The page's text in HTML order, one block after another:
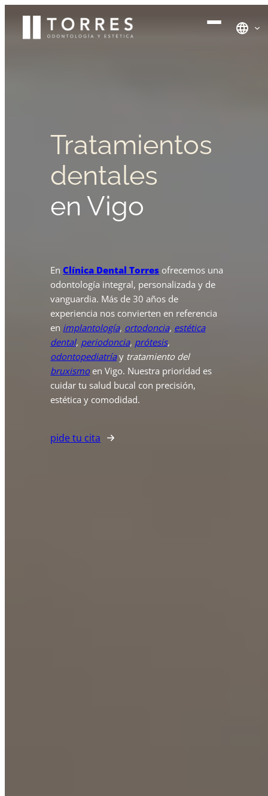
Tratamientos
dentales
en Vigo
EnClínica Dental Torres ofrecemos una
odontología integral, personalizada y de
vanguardia. Más de 30 años de
experiencia nos convierten en referencia
en implantología, ortodoncia, estética
dental, periodoncia, prótesis,
odontopediatríay tratamiento del
bruxismoen Vigo. Nuestra prioridad es
cuidar tu salud bucal con precisión,
estética y comodidad.
pide tu cita